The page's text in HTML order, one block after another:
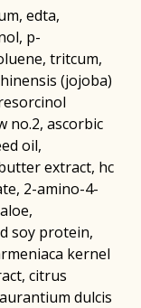
edta,
p-
tritcum,
(jojoba)
no.2, ascorbic
oil,
extract, hc
2-amino-4-
soy protein,
kernel
citrus
dulcis